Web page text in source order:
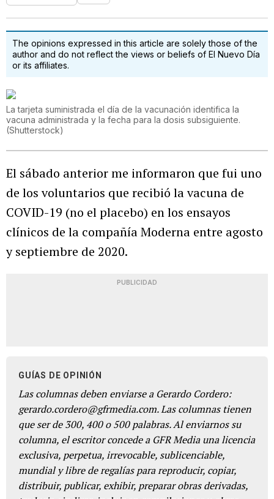
The opinions expressed in this article are solely those of the
author and do not reflect the views or beliefs of El Nuevo Día
or its affiliates.
La tarjeta suministrada el día de la vacunación identifica la
vacuna administrada y la fecha para la dosis subsiguiente.
(Shutterstock)
El sábado anterior me informaron que fui uno
de los voluntarios que recibió la vacuna de
COVID-19 (no el placebo) en los ensayos
clínicos de la compañía Moderna entre agosto
y septiembre de 2020.
PUBLICIDAD
GUÍAS DE OPINIÓN
Las columnas deben enviarse a Gerardo Cordero:
gerardo.cordero@gfrmedia.com. Las columnas tienen
que ser de 300, 400 o 500 palabras. Al enviarnos su
columna, el escritor concede a GFR Media una licencia
exclusiva, perpetua, irrevocable, sublicenciable,
mundial y libre de regalías para reproducir, copiar,
distribuir, publicar, exhibir, preparar obras derivadas,